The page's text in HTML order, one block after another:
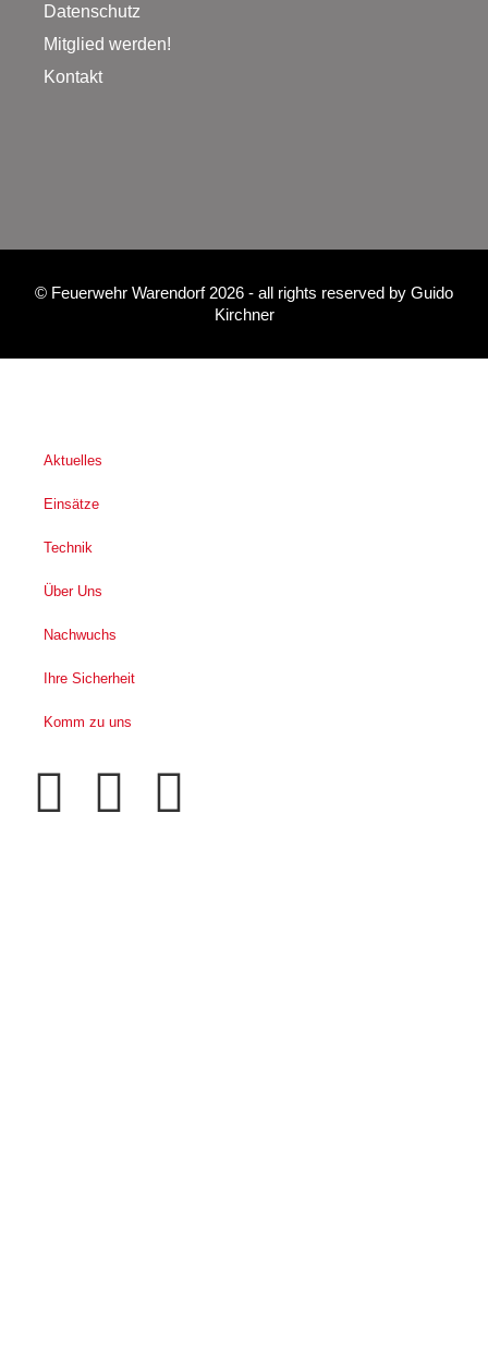
Datenschutz
Mitglied werden!
Kontakt
© Feuerwehr Warendorf 2026 - all rights reserved by Guido
Kirchner
Aktuelles
Einsätze
Technik
Über Uns
Nachwuchs
Ihre Sicherheit
Komm zu uns